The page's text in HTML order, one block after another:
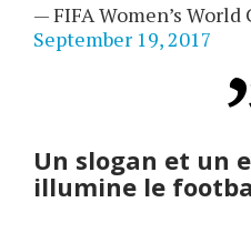
— FIFA Women’s World
September 19, 2017
Un slogan et un
illumine le